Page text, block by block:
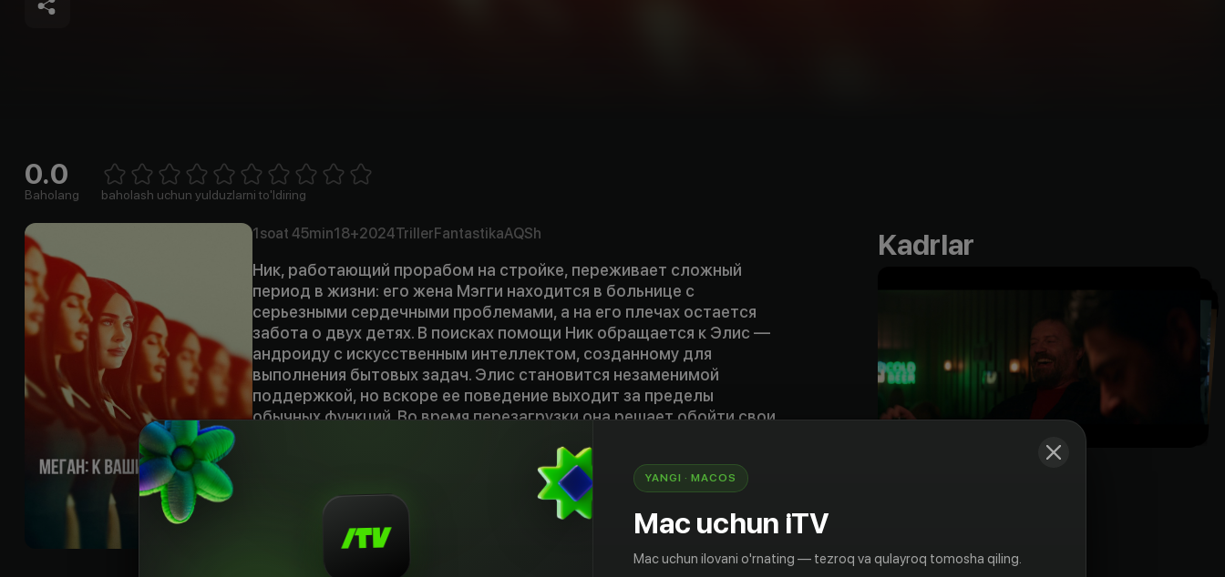
0.0
Baholang 1 Star2 Stars3 Stars4 Stars5 Stars6 Stars7 Stars8 Stars
baholash uchun yulduzlarni to'ldiring
1soat 45min18+2024TrillerFantastikaAQSh
Ник, работающий прорабом на стройке, переживает сложный
период в жизни: его жена Мэгги находится в больнице с
серьезными сердечными проблемами, а на его плечах остается
забота о двух детях. В поисках помощи Ник обращается к Элис —
андроиду с искусственным интеллектом, созданному для
выполнения бытовых задач. Элис становится незаменимой
поддержкой, но вскоре ее поведение выходит за пределы
обычных функций. Во время перезагрузки она решает обойти свои
отношения с Ником, что приводит к еще большим проблемам,
когда Мэгги неожиданно возвращается домой...
rus, eng
rus, rus, eng, eng
Kadrlar
YANGI · MACOS
Mac uchun iTV
Mac uchun ilovani o'rnating — tezroq va qulayroq tomosha qiling.